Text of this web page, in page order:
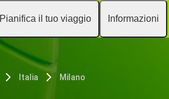
Pianifica il tuo viaggio Informazioni
Italia Milano